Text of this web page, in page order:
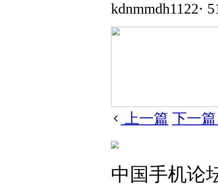
kdnmmdh1122·
上一篇 下一
中国手机论